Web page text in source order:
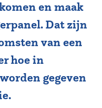
en maak
Dat zijn
van een
hoe in
gegeven